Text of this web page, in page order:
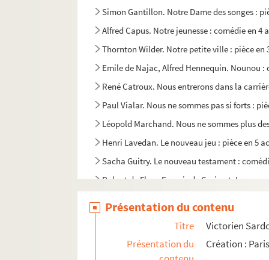
Simon Gantillon. Notre Dame des songes :
Alfred Capus. Notre jeunesse : comédie en 4
Thornton Wilder. Notre petite ville : pièce
Emile de Najac, Alfred Hennequin. Nounou :
René Catroux. Nous entrerons dans la
Paul Vialar. Nous ne sommes pas si forts :
Léopold Marchand. Nous ne sommes plus
Henri Lavedan. Le nouveau jeu : pièce en 5
Sacha Guitry. Le nouveau testament :
Robert de Flers, Francis de Croisset. Les
René Pujol. Une nuit... : comédie en 3 actes.
Présentation du contenu
Titre
Victorien
Présentation du
Création :